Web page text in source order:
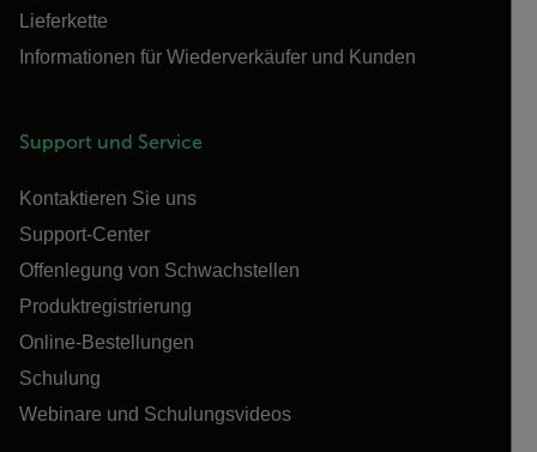
Lieferkette
Informationen für Wiederverkäufer und Kunden
Support und Service
Kontaktieren Sie uns
Support-Center
Offenlegung von Schwachstellen
Produktregistrierung
Online-Bestellungen
Schulung
Webinare und Schulungsvideos